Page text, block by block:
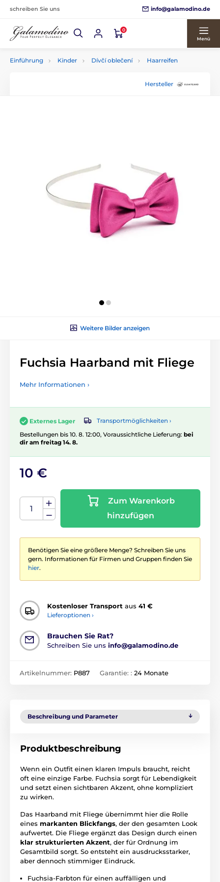
schreiben Sie uns info@galamodino.de
0
Menü
Einführung Kinder Dívčí oblečení Haarreifen
Hersteller
Weitere Bilder anzeigen
Fuchsia Haarband mit Fliege
Mehr Informationen ›
Externes Lager
Transportmöglichkeiten ›
Bestellungen bis 10. 8. 12:00, Voraussichtliche Lieferung: bei
dir am freitag 14. 8.
10 €
Zum Warenkorb
hinzufügen
Benötigen Sie eine größere Menge? Schreiben Sie uns
gern. Informationen für Firmen und Gruppen finden Sie
hier.
Kostenloser Transport aus 41 €
Lieferoptionen ›
Brauchen Sie Rat?
Schreiben Sie uns info@galamodino.de
Artikelnummer: P887 Garantie: : 24 Monate
Beschreibung und Parameter
Produktbeschreibung
Wenn ein Outfit einen klaren Impuls braucht, reicht
oft eine einzige Farbe. Fuchsia sorgt für Lebendigkeit
und setzt einen sichtbaren Akzent, ohne kompliziert
zu wirken.
Das Haarband mit Fliege übernimmt hier die Rolle
eines markanten Blickfangs, der den gesamten Look
aufwertet. Die Fliege ergänzt das Design durch einen
klar strukturierten Akzent, der für Ordnung im
Gesamtbild sorgt. So entsteht ein ausdrucksstarker,
aber dennoch stimmiger Eindruck.
Fuchsia-Farbton für einen auffälligen und